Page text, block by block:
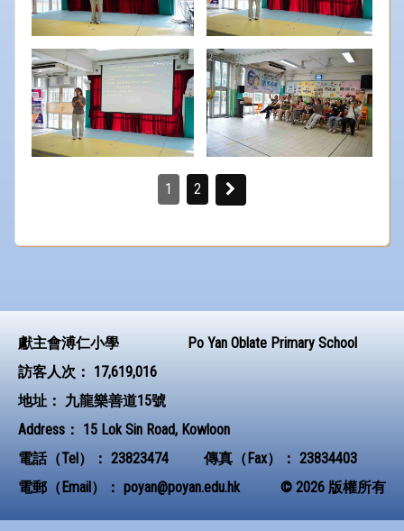
1 2
獻主會溥仁小學
Po Yan Oblate Primary School
訪客人次： 17,619,016
地址： 九龍樂善道15號
Address： 15 Lok Sin Road, Kowloon
電話（Tel）： 23823474 傳真（Fax）： 23834403
電郵（Email）： poyan@poyan.edu.hk © 2026 版權所有